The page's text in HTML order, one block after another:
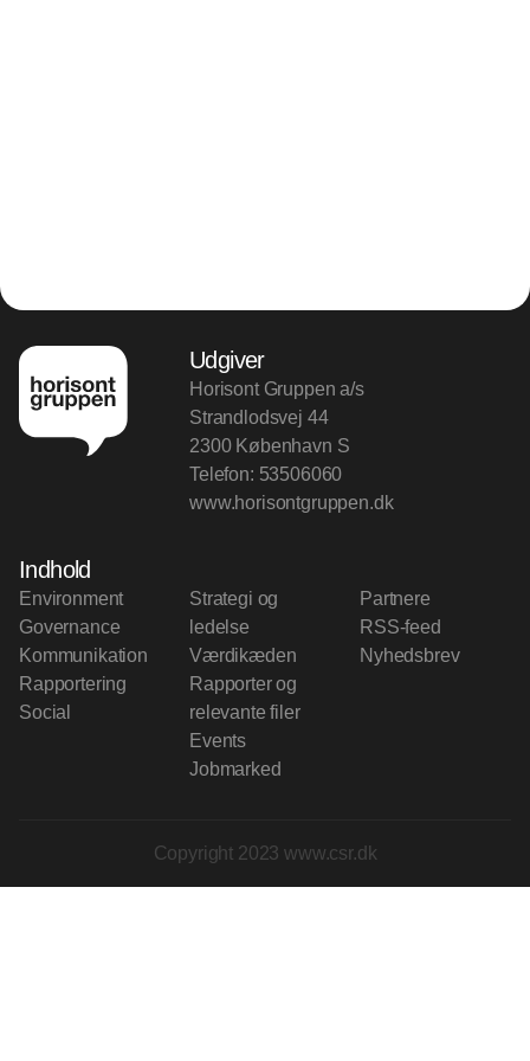
Udgiver
Horisont Gruppen a/s
Strandlodsvej 44
2300 København S
Telefon: 53506060
www.horisontgruppen.dk
Indhold
Environment
Governance
Kommunikation
Rapportering
Social
Strategi og
ledelse
Værdikæden
Rapporter og
relevante filer
Events
Jobmarked
Partnere
RSS-feed
Nyhedsbrev
Copyright 2023 www.csr.dk